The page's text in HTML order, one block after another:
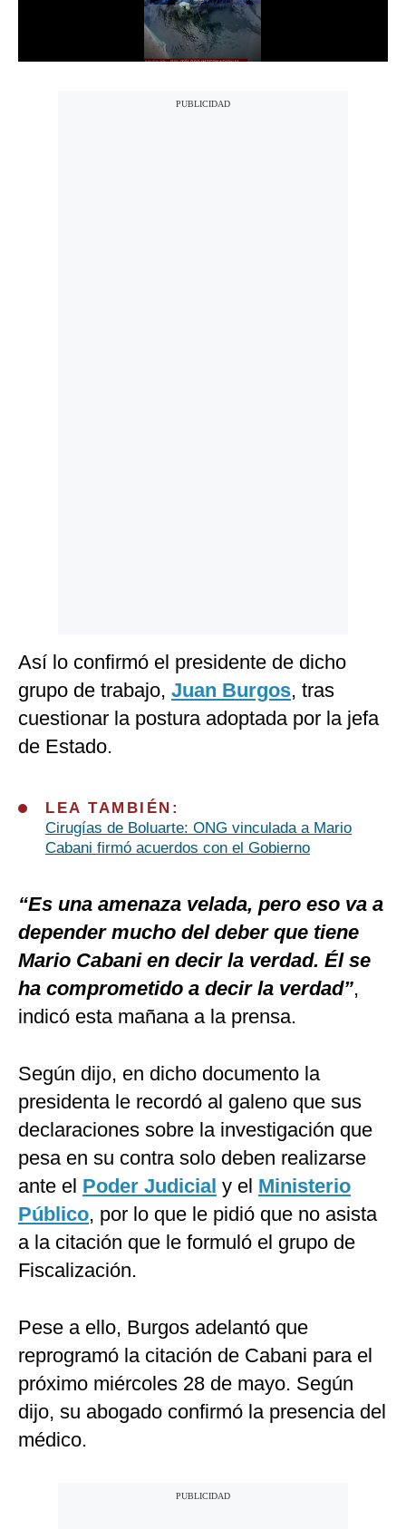
Así lo confirmó el presidente de dicho
grupo de trabajo, Juan Burgos, tras
cuestionar la postura adoptada por la jefa
de Estado.
LEA TAMBIÉN:
Cirugías de Boluarte: ONG vinculada a Mario
Cabani firmó acuerdos con el Gobierno
“Es una amenaza velada, pero eso va a
depender mucho del deber que tiene
Mario Cabani en decir la verdad. Él se
ha comprometido a decir la verdad”,
indicó esta mañana a la prensa.
Según dijo, en dicho documento la
presidenta le recordó al galeno que sus
declaraciones sobre la investigación que
pesa en su contra solo deben realizarse
ante el Poder Judicial y el Ministerio
Público, por lo que le pidió que no asista
a la citación que le formuló el grupo de
Fiscalización.
Pese a ello, Burgos adelantó que
reprogramó la citación de Cabani para el
próximo miércoles 28 de mayo. Según
dijo, su abogado confirmó la presencia del
médico.